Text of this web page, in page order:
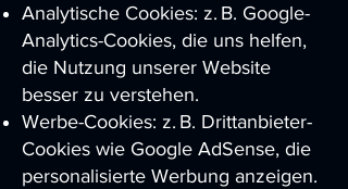
Analytische Cookies: z. B. Google-
Analytics-Cookies, die uns helfen,
die Nutzung unserer Website
besser zu verstehen.
Werbe-Cookies: z. B. Drittanbieter-
Cookies wie Google AdSense, die
personalisierte Werbung anzeigen.